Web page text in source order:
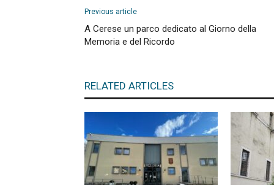
Previous article
A Cerese un parco dedicato al Giorno della
Memoria e del Ricordo
RELATED ARTICLES